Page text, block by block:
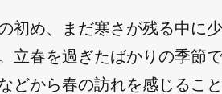
初め、まだ寒さが残る中に
立春を過ぎたばかりの季節
どから春の訪れを感じるこ